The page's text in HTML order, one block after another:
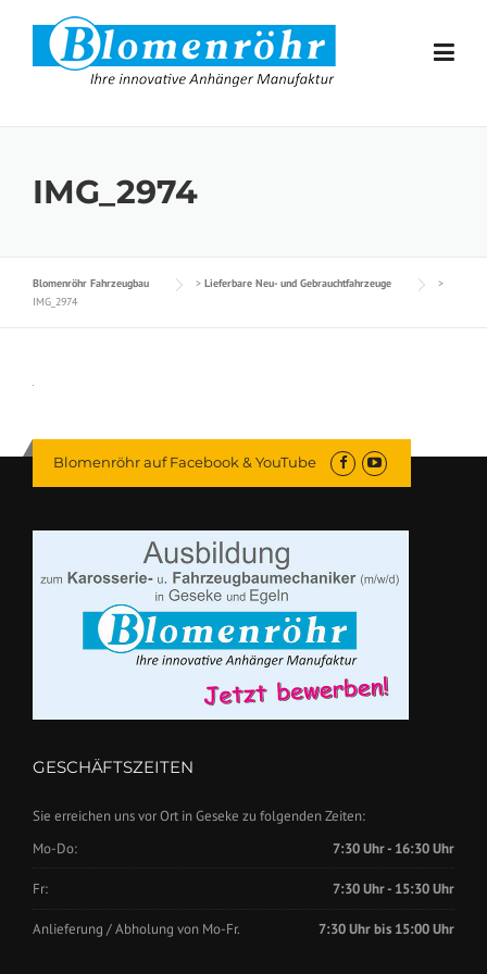
Skip to content
IMG_2974
Blomenröhr Fahrzeugbau > Lieferbare Neu- und Gebrauchtfahrzeuge
>
IMG_2974
Blomenröhr auf Facebook & YouTube
GESCHÄFTSZEITEN
Sie erreichen uns vor Ort in Geseke zu folgenden Zeiten:
Mo-Do:
7:30 Uhr - 16:30 Uhr
Fr: 7:30 Uhr - 15:30 Uhr
Anlieferung / Abholung von Mo-Fr. 7:30 Uhr bis 15:00 Uhr